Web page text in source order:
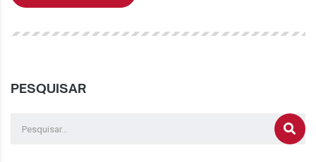
PESQUISAR